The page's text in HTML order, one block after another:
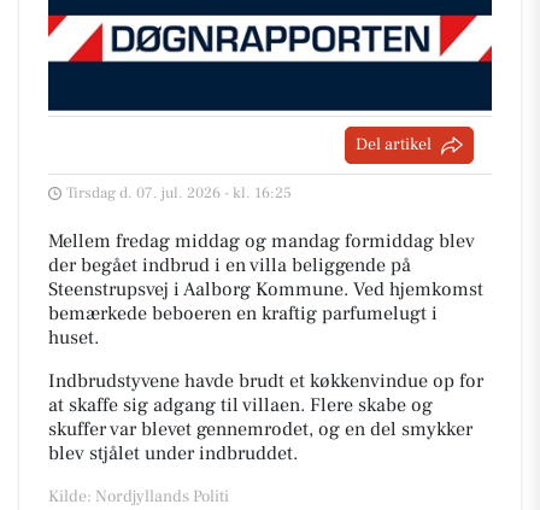
Del artikel
Tirsdag d. 07. jul. 2026 - kl. 16:25
Mellem fredag middag og mandag formiddag blev
der begået indbrud i en villa beliggende på
Steenstrupsvej i Aalborg Kommune. Ved hjemkomst
bemærkede beboeren en kraftig parfumelugt i
huset.
Indbrudstyvene havde brudt et køkkenvindue op for
at skaffe sig adgang til villaen. Flere skabe og
skuffer var blevet gennemrodet, og en del smykker
blev stjålet under indbruddet.
Kilde: Nordjyllands Politi